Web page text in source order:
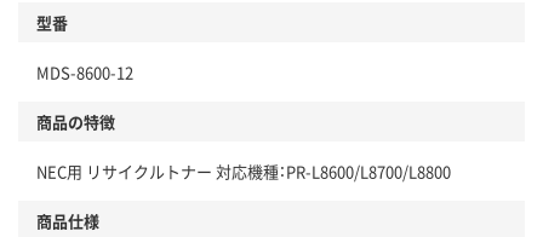
型番
MDS-8600-12
商品の特徴
NEC用 リサイクルトナー 対応機種：PR-L8600/L8700/L8800
商品仕様